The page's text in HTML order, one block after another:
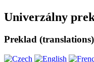
Univerzálny
Preklad (translations)